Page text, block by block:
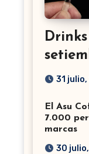
31
El Asu
7.000
marcas
30